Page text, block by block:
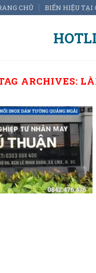
CHỦ BIỂN HIỆU TẠI
ARCHIVES: